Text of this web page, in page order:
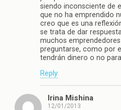
siendo inconsciente de
que no ha emprendido
creo que es una
se trata de dar
muchos
preguntarse, como por
tendrán dinero o no
Reply
Irina Mishina
12/01/2013